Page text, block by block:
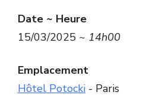
Date ~ Heure
15/03/2025 ~ 14h00
Emplacement
Hôtel Potocki - Paris